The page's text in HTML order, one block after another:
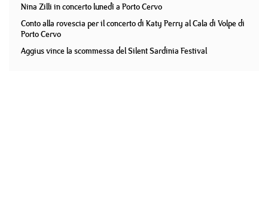
Nina Zilli in concerto lunedì a Porto Cervo
Conto alla rovescia per il concerto di Katy Perry al Cala di Volpe di
Porto Cervo
Aggius vince la scommessa del Silent Sardinia Festival